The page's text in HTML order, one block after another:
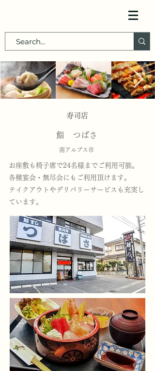
寿司店
鮨 つばさ
南アルプス市
お座敷も椅子席で24名様までご利用可能。
各種宴会・無尽会にもご利用頂けます。
テイクアウトやデリバリーサービスも充実し
ています。